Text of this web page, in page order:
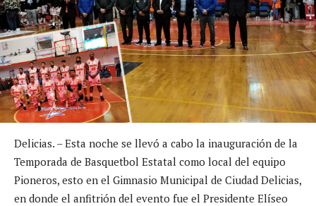
Delicias. – Esta noche se llevó a cabo la inauguración de la
Temporada de Basquetbol Estatal como local del equipo
Pioneros, esto en el Gimnasio Municipal de Ciudad Delicias,
en donde el anfitrión del evento fue el Presidente Elíseo